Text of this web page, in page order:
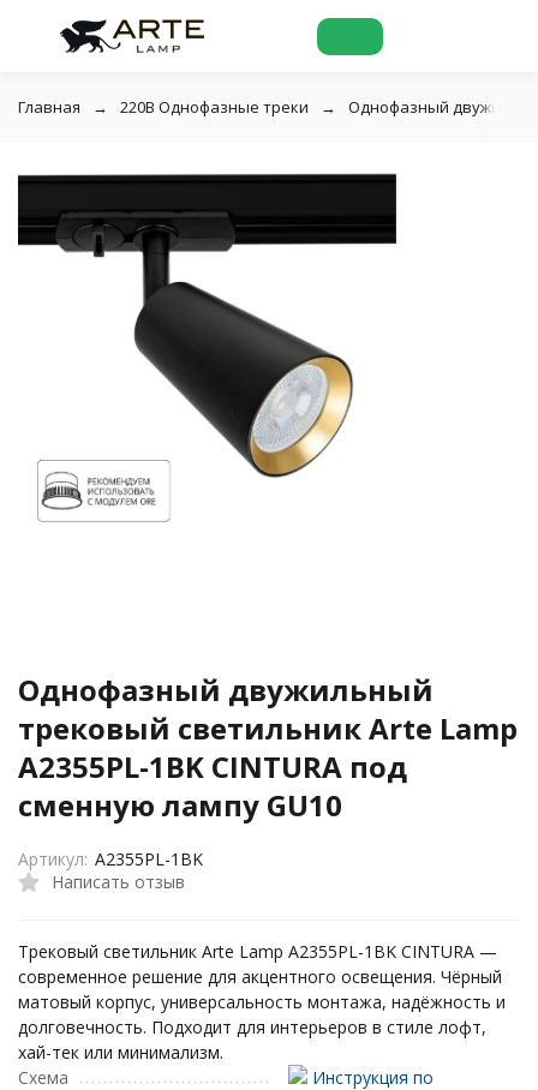
Главная 220В Однофазные треки Однофазный
Однофазный двужильный
трековый светильник Arte Lamp
A2355PL-1BK CINTURA под
сменную лампу GU10
Написать отзыв
Артикул: A2355PL-1BK
Трековый светильник Arte Lamp A2355PL-1BK CINTURA —
современное решение для акцентного освещения. Чёрный
матовый корпус, универсальность монтажа, надёжность и
долговечность. Подходит для интерьеров в стиле лофт,
хай-тек или минимализм.
Схема
Инструкция по